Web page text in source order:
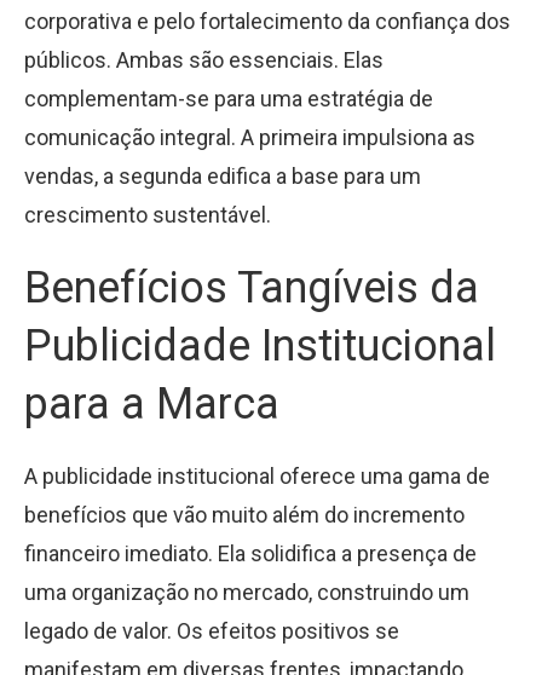
corporativa e pelo fortalecimento da confiança dos
públicos. Ambas são essenciais. Elas
complementam-se para uma estratégia de
comunicação integral. A primeira impulsiona as
vendas, a segunda edifica a base para um
crescimento sustentável.
Benefícios Tangíveis da
Publicidade Institucional
para a Marca
A publicidade institucional oferece uma gama de
benefícios que vão muito além do incremento
financeiro imediato. Ela solidifica a presença de
uma organização no mercado, construindo um
legado de valor. Os efeitos positivos se
manifestam em diversas frentes, impactando